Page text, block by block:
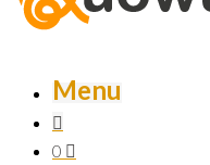
Menu
0